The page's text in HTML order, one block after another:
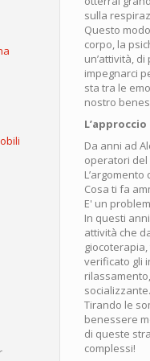
sulla
Questo
corpo, la
un’attività,
impegnarci
sta tra le
nostro
Da anni ad
operatori
Cosa ti fa
E' un
In questi
attività che
verificato gli
socializzante.
Tirando le
benessere
di queste
complessi!